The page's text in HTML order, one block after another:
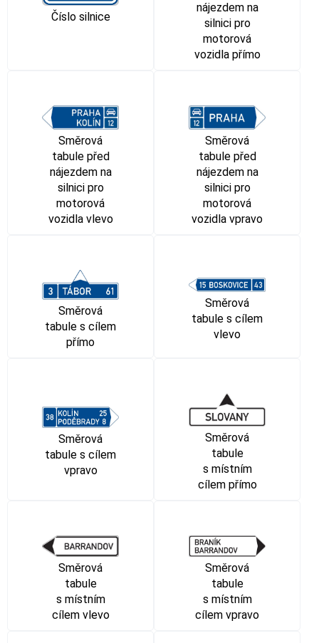
Číslo silnice
nájezdem na
silnici pro
motorová
vozidla přímo
Směrová
tabule před
nájezdem na
silnici pro
motorová
vozidla vlevo
Směrová
tabule před
nájezdem na
silnici pro
motorová
vozidla vpravo
Směrová
tabule s cílem
přímo
Směrová
tabule s cílem
vlevo
Směrová
tabule s cílem
vpravo
Směrová
tabule
s místním
cílem přímo
Směrová
tabule
s místním
cílem vlevo
Směrová
tabule
s místním
cílem vpravo